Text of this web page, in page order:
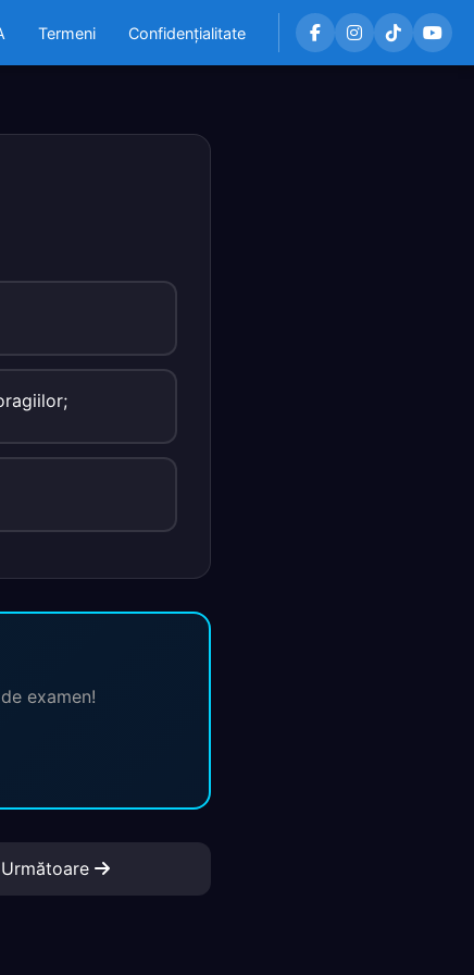
Termeni Confidențialitate
examen!
Următoare